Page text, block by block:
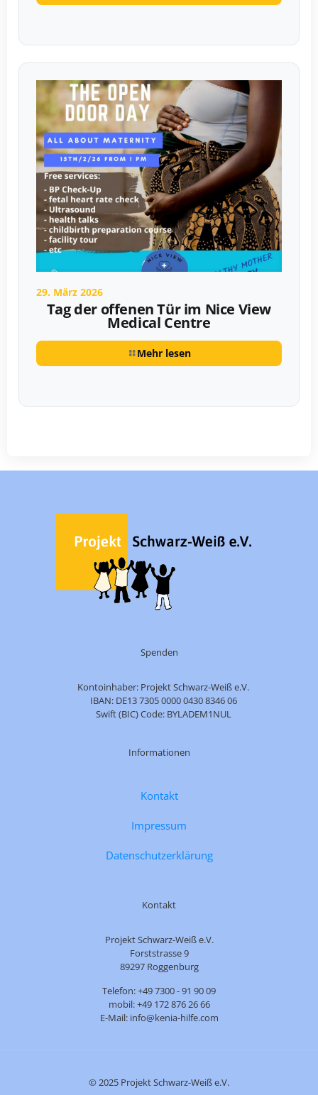
29. März 2026
Tag der offenen Tür im Nice View
Medical Centre
Mehr lesen
Spenden
Kontoinhaber: Projekt Schwarz-Weiß e.V.
IBAN: DE13 7305 0000 0430 8346 06
Swift (BIC) Code: BYLADEM1NUL
Informationen
Kontakt
Impressum
Datenschutzerklärung
Kontakt
Projekt Schwarz-Weiß e.V.
Forststrasse 9
89297 Roggenburg
Telefon: +49 7300 - 91 90 09
mobil: +49 172 876 26 66
E-Mail: info@kenia-hilfe.com
© 2025 Projekt Schwarz-Weiß e.V.